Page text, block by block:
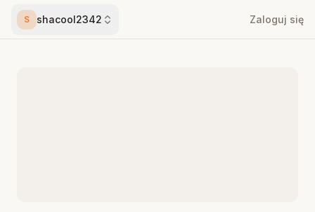
S shacool2342 Zaloguj się